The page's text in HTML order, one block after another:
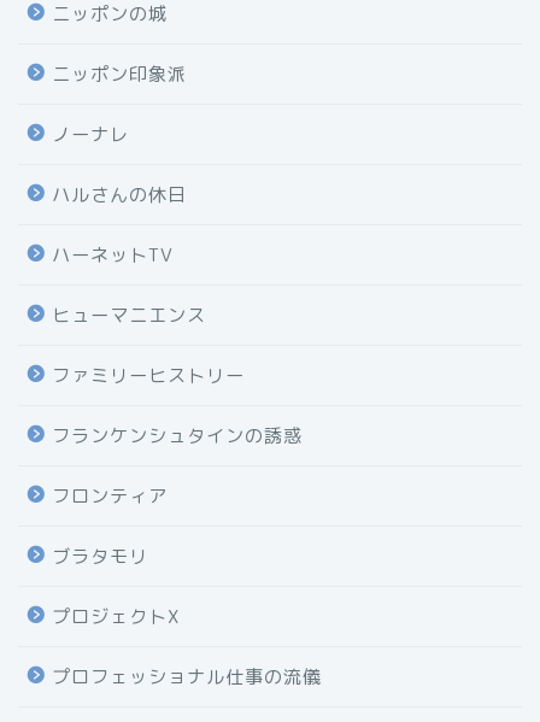
ニッポンの城
ニッポン印象派
ノーナレ
ハルさんの休日
ハーネットTV
ヒューマニエンス
ファミリーヒストリー
フランケンシュタインの誘惑
フロンティア
ブラタモリ
プロジェクトX
プロフェッショナル仕事の流儀